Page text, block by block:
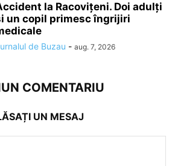
la Racovițeni. Doi adulți
un copil primesc îngrijiri
de Buzau - aug. 7, 2026
COMENTARIU
UN MESAJ